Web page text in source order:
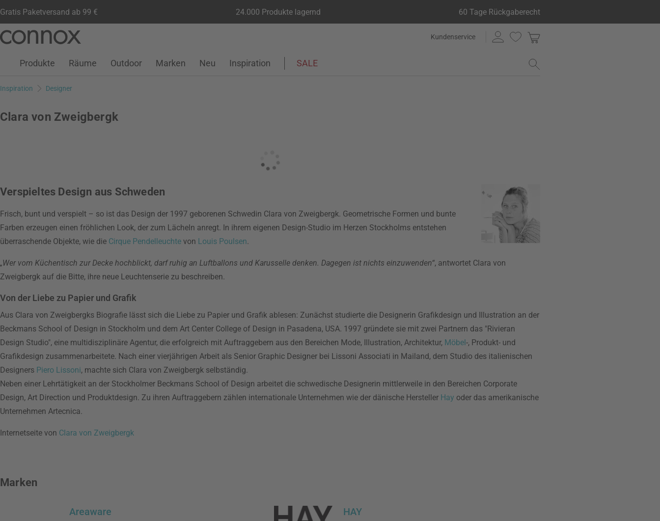
Gratis Paketversand ab 99 € 24.000 Produkte lagernd 60 Tage Rückgaberecht
Seiteninhalt
Suchfeld
Kundenservice
Kundenkonto
Wunschliste
Warenkorb
Produkte Räume Outdoor Marken Neu Inspiration SALE
Inspiration Designer
Clara von Zweigbergk
Verspieltes Design aus Schweden
Frisch, bunt und verspielt – so ist das Design der 1997 geborenen Schwedin Clara von Zweigbergk. Geometrische Formen und bunte
Farben erzeugen einen fröhlichen Look, der zum Lächeln anregt. In ihrem eigenen Design-Studio im Herzen Stockholms entstehen
überraschende Objekte, wie die Cirque Pendelleuchte von Louis Poulsen.
„Wer vom Küchentisch zur Decke hochblickt, darf ruhig an Luftballons und Karusselle denken. Dagegen ist nichts einzuwenden“, antwortet Clara von
Zweigbergk auf die Bitte, ihre neue Leuchtenserie zu beschreiben.
Von der Liebe zu Papier und Grafik
Aus Clara von Zweigbergks Biografie lässt sich die Liebe zu Papier und Grafik ablesen: Zunächst studierte die Designerin Grafikdesign und Illustration an der
Beckmans School of Design in Stockholm und dem Art Center College of Design in Pasadena, USA. 1997 gründete sie mit zwei Partnern das "Rivieran
Design Studio", eine multidisziplinäre Agentur, die erfolgreich mit Auftraggebern aus den Bereichen Mode, Illustration, Architektur, Möbel-, Produkt- und
Grafikdesign zusammenarbeitete. Nach einer vierjährigen Arbeit als Senior Graphic Designer bei Lissoni Associati in Mailand, dem Studio des italienischen
Designers Piero Lissoni, machte sich Clara von Zweigbergk selbständig.
Neben einer Lehrtätigkeit an der Stockholmer Beckmans School of Design arbeitet die schwedische Designerin mittlerweile in den Bereichen Corporate
Design, Art Direction und Produktdesign. Zu ihren Auftraggebern zählen internationale Unternehmen wie der dänische Hersteller Hay oder das amerikanische
Unternehmen Artecnica.
Internetseite von Clara von Zweigbergk
Marken
Areaware HAY